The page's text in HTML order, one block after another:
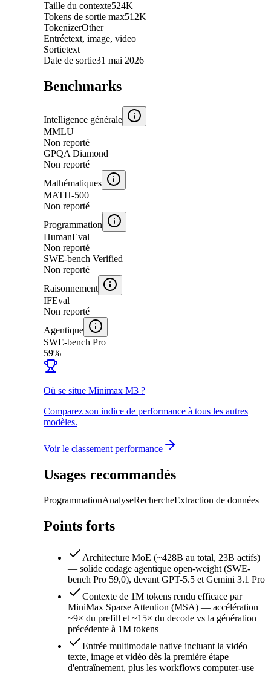
Taille du contexte524K
Tokens de sortie max512K
TokenizerOther
Entréetext, image, video
Sortietext
Date de sortie31 mai 2026
Benchmarks
Intelligence générale
MMLU
Non reporté
GPQA Diamond
Non reporté
Mathématiques
MATH-500
Non reporté
Programmation
HumanEval
Non reporté
SWE-bench Verified
Non reporté
Raisonnement
IFEval
Non reporté
Agentique
SWE-bench Pro
59%
Où se situe Minimax M3 ?
Comparez son indice de performance à tous les autres
modèles.
Voir le classement performance
Usages recommandés
ProgrammationAnalyseRechercheExtraction de données
Points forts
Architecture MoE (~428B au total, 23B actifs)
— solide codage agentique open-weight (SWE-
bench Pro 59,0), devant GPT-5.5 et Gemini 3.1 Pro
Contexte de 1M tokens rendu efficace par
MiniMax Sparse Attention (MSA) — accélération
~9× du prefill et ~15× du decode vs la génération
précédente à 1M tokens
Entrée multimodale native incluant la vidéo —
texte, image et vidéo dès la première étape
d'entraînement, plus les workflows computer-use